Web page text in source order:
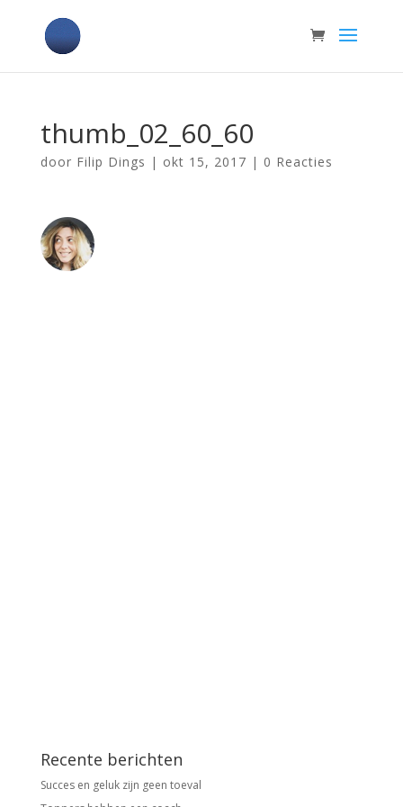
thumb_02_60_60
door Filip Dings | okt 15, 2017 | 0 Reacties
Recente berichten
Succes en geluk zijn geen toeval